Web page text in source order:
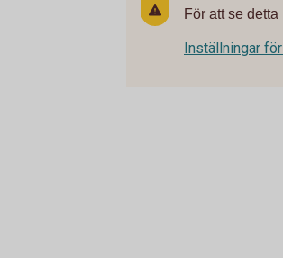
För att se
Inställningar